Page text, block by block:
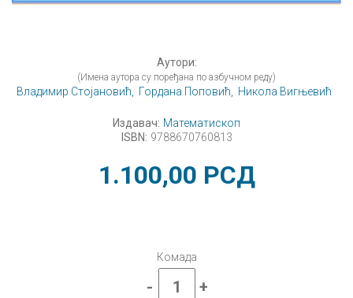
Аутори:
(Имена аутора су поређана по азбучном реду)
Владимир Стојановић, Гордана Поповић, Никола Вигњевић
Издавач: Математископ
ISBN: 9788670760813
1.100,00 РСД
Комада
-
Математика+